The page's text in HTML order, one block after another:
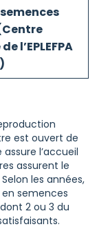
l’EPLEFPA
est ouvert de
l’accueil
assurent le
les années,
semences
2 ou 3 du